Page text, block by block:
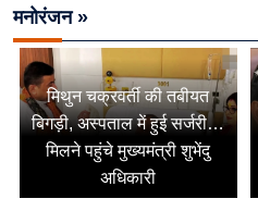
मनोरंजन »
मिथुन चक्रवर्ती की तबीयत
बिगड़ी, अस्पताल में हुई सर्जरी…
मिलने पहुंचे मुख्यमंत्री शुभेंदु
अधिकारी